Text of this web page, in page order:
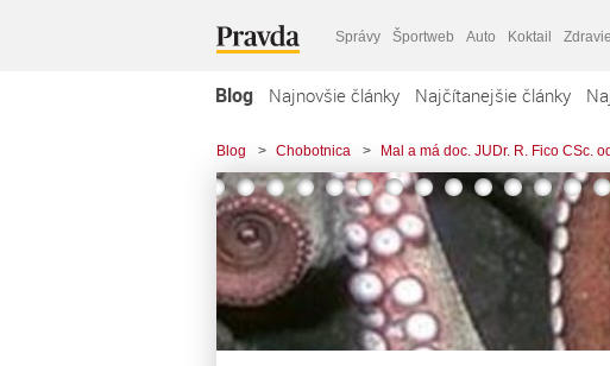
Správy Športweb Auto Koktail Zdravie
Blog Najnovšie články Najčítanejšie články
Blog > Chobotnica > Mal a má doc. JUDr. R. Fico CSc.